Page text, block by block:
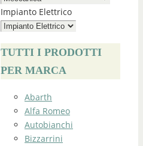
Impianto Elettrico
TUTTI I PRODOTTI
PER MARCA
Abarth
Alfa Romeo
Autobianchi
Bizzarrini